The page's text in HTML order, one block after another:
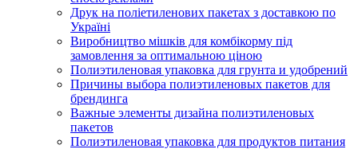
Друк на поліетиленових пакетах з доставкою по
Україні
Виробництво мішків для комбікорму під
замовлення за оптимальною ціною
Полиэтиленовая упаковка для грунта и удобрений
Причины выбора полиэтиленовых пакетов для
брендинга
Важные элементы дизайна полиэтиленовых
пакетов
Полиэтиленовая упаковка для продуктов питания